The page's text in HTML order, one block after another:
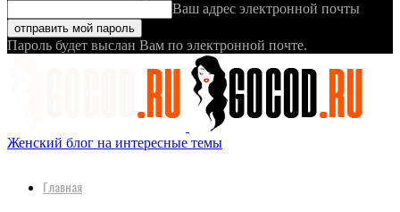
Ваш адрес электронной почты
Пароль будет выслан Вам по электронной почте.
Женский блог на интересные темы
Главная